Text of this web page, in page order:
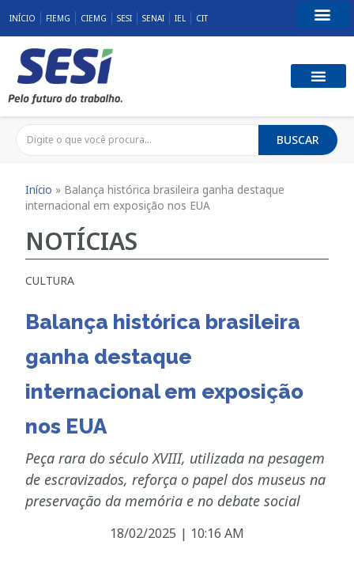
INÍCIO FIEMG CIEMG SESI SENAI IEL CIT
BUSCAR
Início » Balança histórica brasileira ganha destaque
internacional em exposição nos EUA
NOTÍCIAS
CULTURA
Balança histórica brasileira
ganha destaque
internacional em exposição
nos EUA
Peça rara do século XVIII, utilizada na pesagem
de escravizados, reforça o papel dos museus na
preservação da memória e no debate social
18/02/2025 | 10:16 AM